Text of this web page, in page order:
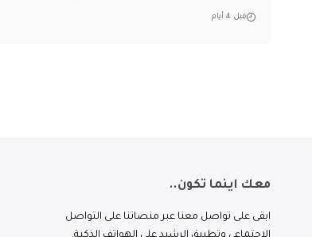
قبل 4 أيام
معك اينما تكون..
ابقى على تواصل معنا عبر منصاتنا على التواصل